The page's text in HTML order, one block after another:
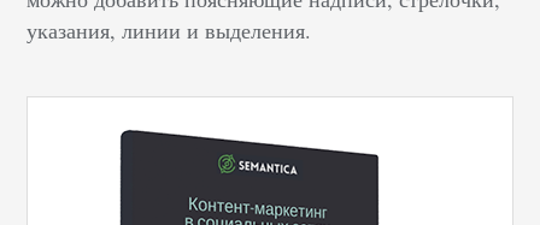
указания, линии и выделения.